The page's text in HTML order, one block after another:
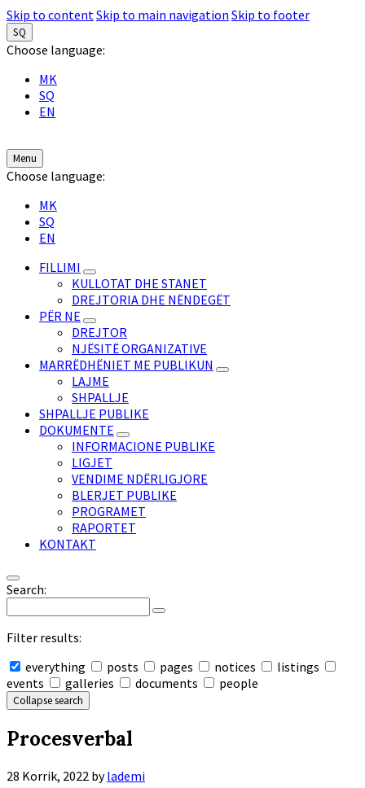
Skip to contentSkip to main navigation Skip to footer
SQ
Choose language:
MK
SQ
EN
Menu
Choose language:
MK
SQ
EN
FILLIMI
KULLOTAT DHE STANET
DREJTORIA DHE NËNDEGËT
PËR NE
DREJTOR
NJËSITË ORGANIZATIVE
MARRËDHËNIET ME PUBLIKUN
LAJME
SHPALLJE
SHPALLJE PUBLIKE
DOKUMENTE
INFORMACIONE PUBLIKE
LIGJET
VENDIME NDËRLIGJORE
BLERJET PUBLIKE
PROGRAMET
RAPORTET
KONTAKT
Search:
Filter results:
everything
posts pages notices
listings
events
galleries documents people
Collapse search
Procesverbal
28 Korrik, 2022 bylademi